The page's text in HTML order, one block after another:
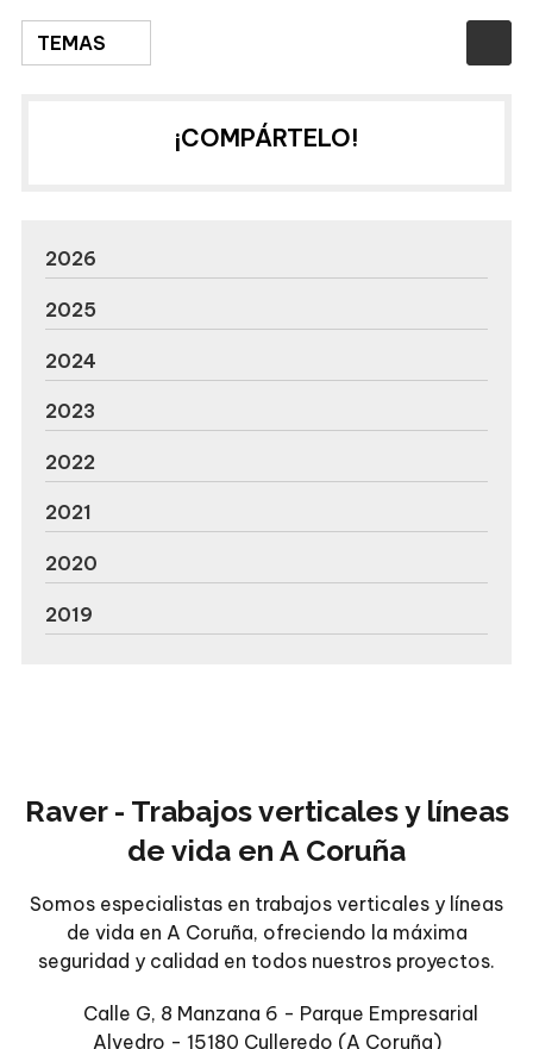
TEMAS
¡COMPÁRTELO!
2026
2025
2024
2023
2022
2021
2020
2019
Raver - Trabajos verticales y líneas
de vida en A Coruña
Somos especialistas en trabajos verticales y líneas
de vida en A Coruña, ofreciendo la máxima
seguridad y calidad en todos nuestros proyectos.
Calle G, 8 Manzana 6 - Parque Empresarial
Alvedro - 15180 Culleredo (A Coruña)